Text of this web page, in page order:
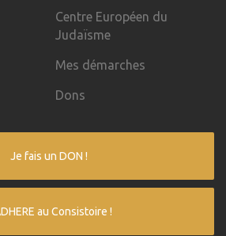
Centre Européen du
Judaïsme
Mes démarches
Dons
Je fais un DON !
au Consistoire !